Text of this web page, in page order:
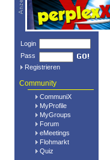
Login
Pass
Registrieren
Community
CommuniX
MyProfile
MyGroups
Forum
eMeetings
Flohmarkt
Quiz